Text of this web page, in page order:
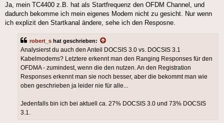
Ja, mein TC4400 z.B. hat als Startfrequenz den OFDM Channel, und
dadurch bekomme ich mein eigenes Modem nicht zu gesicht. Nur wenn
ich explizit den Startkanal ändere, sehe ich den Resposne.
robert_s hat geschrieben:
Analysierst du auch den Anteil DOCSIS 3.0 vs. DOCSIS 3.1
Kabelmodems? Letztere erkennt man den Ranging Responses für den
OFDMA - zumindest, wenn die den nutzen. An den Registration
Responses erkennt man sie noch besser, aber die bekommt man wie
oben geschrieben ja leider nie für alle...
Jedenfalls bin ich bei aktuell ca. 27% DOCSIS 3.0 und 73% DOCSIS
3.1.